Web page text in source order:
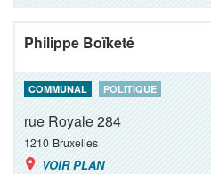
Philippe Boïketé
COMMUNAL POLITIQUE
rue Royale 284
1210 Bruxelles
VOIR PLAN